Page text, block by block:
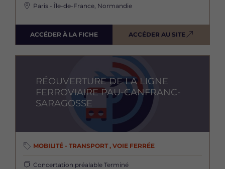
Paris - Île-de-France, Normandie
ACCÉDER À LA FICHE ACCÉDER AU SITE
RÉOUVERTURE DE LA LIGNE
FERROVIAIRE PAU-CANFRANC-
SARAGOSSE
MOBILITÉ - TRANSPORT , VOIE FERRÉE
Concertation préalable Terminé